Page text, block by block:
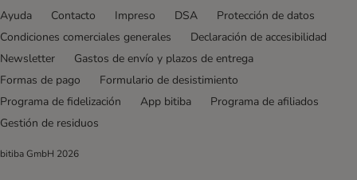
Ayuda Contacto Impreso DSA
Protección de datos
Condiciones comerciales generales
Declaración de accesibilidad
Newsletter
Gastos de envío y plazos de entrega
Formas de pago
Formulario de desistimiento
Programa de fidelización
App bitiba
Programa de afiliados
Gestión de residuos
bitiba GmbH 2026